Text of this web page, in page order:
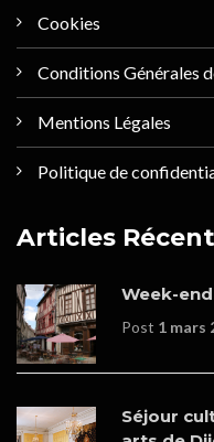
Cookies
Conditions Générales
Mentions Légales
Politique de
Articles
Week-
Post 1 mars
Séjour